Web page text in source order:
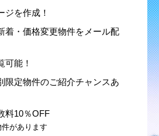
ジを作成！
着・価格変更物件をメール配
可能！
限定物件のご紹介チャンスあ
料10％OFF
があります